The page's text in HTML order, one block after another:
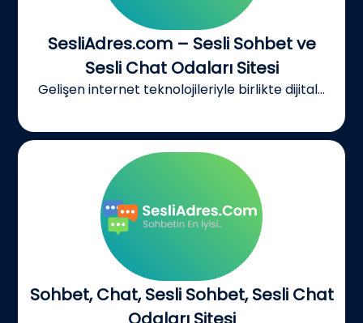
SesliAdres.com – Sesli Sohbet ve
Sesli Chat Odaları Sitesi
Gelişen internet teknolojileriyle birlikte dijital...
Sohbet, Chat, Sesli Sohbet, Sesli Chat